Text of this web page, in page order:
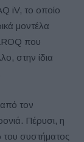
iV, το οποίο
μοντέλα
που
στην ίδια
από τον
Πέρυσι, η
συστήματος